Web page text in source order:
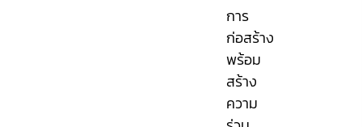
การ
ก่อสร้าง
พร้อม
สร้าง
ความ